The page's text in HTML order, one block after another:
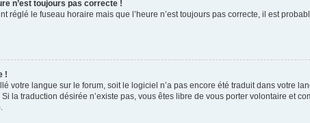
n’est toujours pas correcte !
réglé le fuseau horaire mais que l’heure n’est toujours pas correcte, il est
!
votre langue sur le forum, soit le logiciel n’a pas encore été traduit dans votre
la traduction désirée n’existe pas, vous êtes libre de vous porter volontaire et